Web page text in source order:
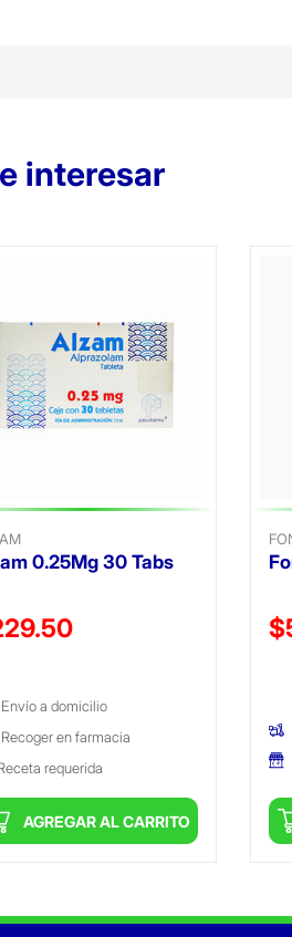
interesar
0.25Mg 30 Tabs
reducido de
Envío a domicilio
Recoger en farmacia
requerida
AGREGAR AL CARRITO